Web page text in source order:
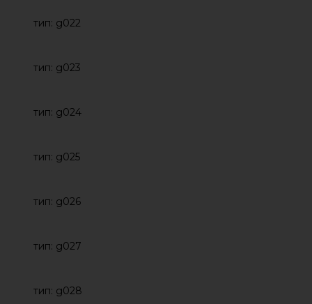
тип: g022
тип: g023
тип: g024
тип: g025
тип: g026
тип: g027
тип: g028